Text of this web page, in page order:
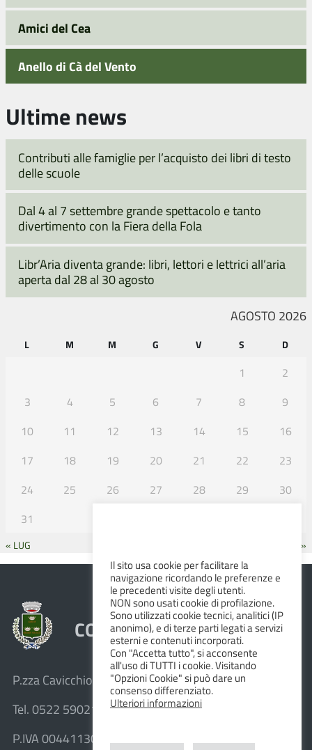
Amici del Cea
Anello di Cà del Vento
Ultime news
Contributi alle famiglie per l’acquisto dei libri di testo
delle scuole
Dal 4 al 7 settembre grande spettacolo e tanto
divertimento con la Fiera della Fola
Libr’Aria diventa grande: libri, lettori e lettrici all’aria
aperta dal 28 al 30 agosto
AGOSTO 2026
L M M G V S D
1
2
3
4 5 6 7 8
9
10
11 12 13 14 15
16
17
18 19 20 21 22
23
24
25 26 27 28 29
30
31
« LUG SET »
COMUNE DI ALBINEA
P.zza Cavicchioni, 8 – 42020 Albinea (R.E.)
Tel. 0522 590211 – Fax 0522 590236
P.IVA 00441130358
Il sito usa cookie per facilitare la
navigazione ricordando le preferenze e
le precedenti visite degli utenti.
NON sono usati cookie di profilazione.
Sono utilizzati cookie tecnici, analitici (IP
anonimo), e di terze parti legati a servizi
esterni e contenuti incorporati.
Con "Accetta tutto", si acconsente
all'uso di TUTTI i cookie. Visitando
"Opzioni Cookie" si può dare un
consenso differenziato.
Ulteriori informazioni